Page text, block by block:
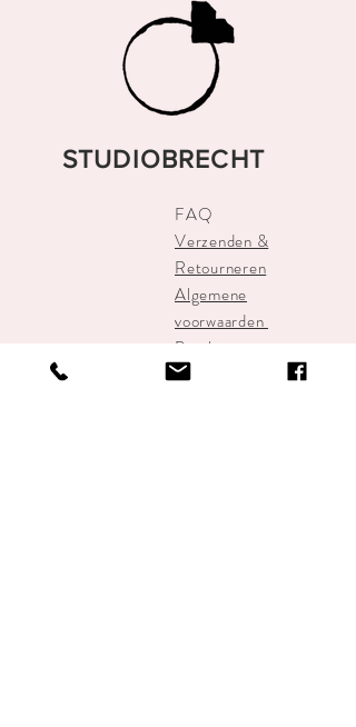
STUDIOBRECHT
FAQ
Verzenden &
Retourneren
Algemene
voorwaarden
Betalen